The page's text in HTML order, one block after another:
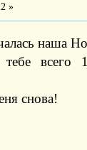
»
наша
всего
снова!